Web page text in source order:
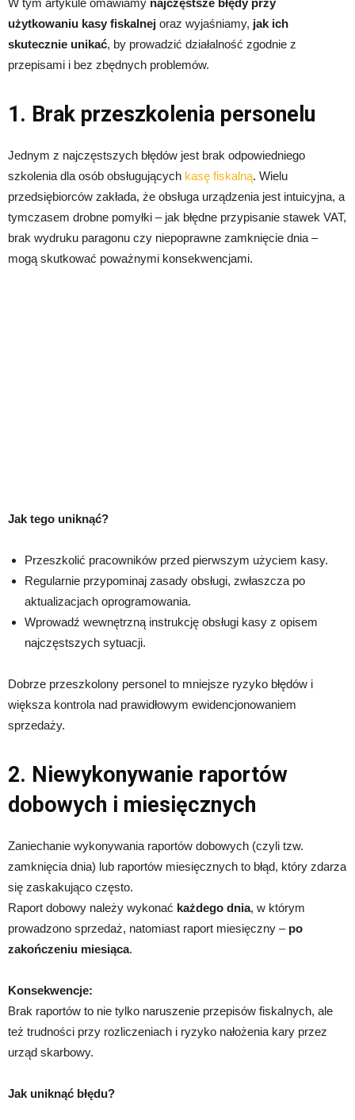
W tym artykule omawiamy najczęstsze błędy przy
użytkowaniu kasy fiskalnej oraz wyjaśniamy, jak ich
skutecznie unikać, by prowadzić działalność zgodnie z
przepisami i bez zbędnych problemów.
1. Brak przeszkolenia personelu
Jednym z najczęstszych błędów jest brak odpowiedniego
szkolenia dla osób obsługujących kasę fiskalną. Wielu
przedsiębiorców zakłada, że obsługa urządzenia jest intuicyjna, a
tymczasem drobne pomyłki – jak błędne przypisanie stawek VAT,
brak wydruku paragonu czy niepoprawne zamknięcie dnia –
mogą skutkować poważnymi konsekwencjami.
Jak tego uniknąć?
Przeszkolić pracowników przed pierwszym użyciem kasy.
Regularnie przypominaj zasady obsługi, zwłaszcza po
aktualizacjach oprogramowania.
Wprowadź wewnętrzną instrukcję obsługi kasy z opisem
najczęstszych sytuacji.
Dobrze przeszkolony personel to mniejsze ryzyko błędów i
większa kontrola nad prawidłowym ewidencjonowaniem
sprzedaży.
2. Niewykonywanie raportów
dobowych i miesięcznych
Zaniechanie wykonywania raportów dobowych (czyli tzw.
zamknięcia dnia) lub raportów miesięcznych to błąd, który zdarza
się zaskakująco często.
Raport dobowy należy wykonać każdego dnia, w którym
prowadzono sprzedaż, natomiast raport miesięczny – po
zakończeniu miesiąca.
Konsekwencje:
Brak raportów to nie tylko naruszenie przepisów fiskalnych, ale
też trudności przy rozliczeniach i ryzyko nałożenia kary przez
urząd skarbowy.
Jak uniknąć błędu?